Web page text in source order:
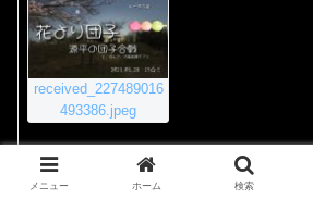
received_227489016
493386.jpeg
2020年11月23日 8:55 PM
メニュー ホーム 検索